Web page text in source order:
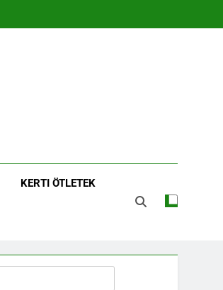
KERTI ÖTLETEK